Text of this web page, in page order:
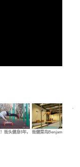
街头健身3年，…街健菜鸟Benjamin的…